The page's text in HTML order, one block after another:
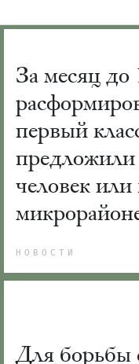
За месяц до
первый
предложили
человек
НОВОСТИ
Для борьбы